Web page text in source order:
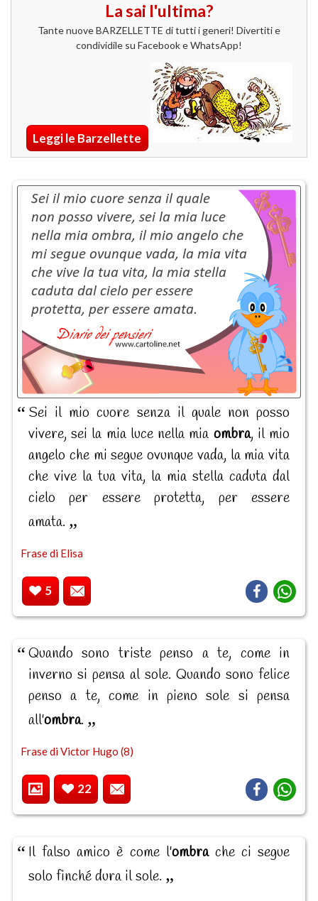
La sai l'ultima?
Tante nuove BARZELLETTE di tutti i generi! Divertiti e
condividile su Facebook e WhatsApp!
Leggi le Barzellette
Sei il mio cuore senza il quale non posso
vivere, sei la mia luce nella mia ombra, il mio
angelo che mi segue ovunque vada, la mia vita
che vive la tua vita, la mia stella caduta dal
cielo per essere protetta, per essere
amata.
Frase di Elisa
5
Quando sono triste penso a te, come in
inverno si pensa al sole. Quando sono felice
penso a te, come in pieno sole si pensa
all'ombra.
Frase di Victor Hugo (8)
22
Il falso amico è come l'ombrache ci segue
solo finché dura il sole.